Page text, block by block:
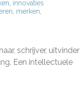
innovaties
merken
schrijver, uitvinder
Een intellectuele